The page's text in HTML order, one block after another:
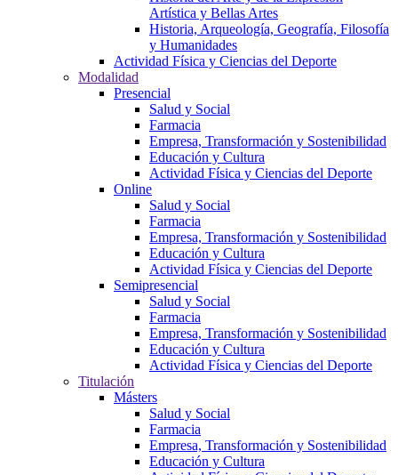
Artística y Bellas Artes
Historia, Arqueología, Geografía, Filosofía
y Humanidades
Actividad Física y Ciencias del Deporte
Modalidad
Presencial
Salud y Social
Farmacia
Empresa, Transformación y Sostenibilidad
Educación y Cultura
Actividad Física y Ciencias del Deporte
Online
Salud y Social
Farmacia
Empresa, Transformación y Sostenibilidad
Educación y Cultura
Actividad Física y Ciencias del Deporte
Semipresencial
Salud y Social
Farmacia
Empresa, Transformación y Sostenibilidad
Educación y Cultura
Actividad Física y Ciencias del Deporte
Titulación
Másters
Salud y Social
Farmacia
Empresa, Transformación y Sostenibilidad
Educación y Cultura